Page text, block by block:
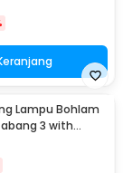
Lampu Bohlam
3 with
- HU-300